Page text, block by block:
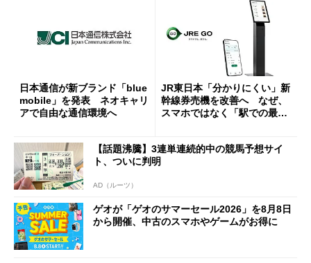
日本通信が新ブランド「blue
mobile」を発表 ネオキャリ
アで自由な通信環境へ
JR東日本「分かりにくい」新
幹線券売機を改善へ なぜ、
スマホではなく「駅での最短
【話題沸騰】3連単連続的中の競馬予想サイ
ト、ついに判明
AD（ルーツ）
ゲオが「ゲオのサマーセール2026」を8月8日
から開催、中古のスマホやゲームがお得に